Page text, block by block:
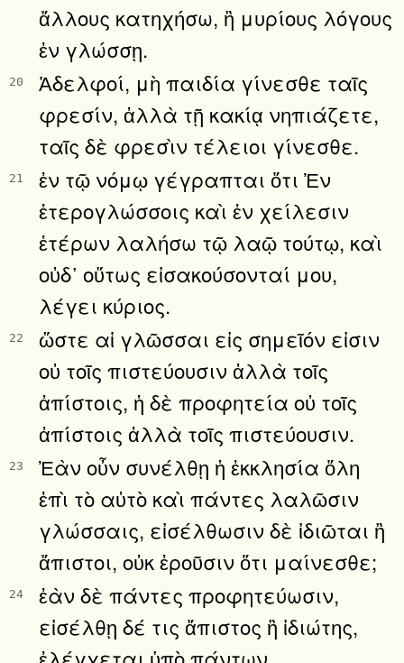
ἄλλους κατηχήσω, ἢ μυρίους λόγους
ἐν γλώσσῃ.
20
Ἀδελφοί, μὴ παιδία γίνεσθε ταῖς
φρεσίν, ἀλλὰ τῇ κακίᾳ νηπιάζετε,
ταῖς δὲ φρεσὶν τέλειοι γίνεσθε.
21
ἐν τῷ νόμῳ γέγραπται ὅτι Ἐν
ἑτερογλώσσοις καὶ ἐν χείλεσιν
ἑτέρων λαλήσω τῷ λαῷ τούτῳ, καὶ
οὐδ᾿ οὕτως εἰσακούσονταί μου,
λέγει κύριος.
22
ὥστε αἱ γλῶσσαι εἰς σημεῖόν εἰσιν
οὐ τοῖς πιστεύουσιν ἀλλὰ τοῖς
ἀπίστοις, ἡ δὲ προφητεία οὐ τοῖς
ἀπίστοις ἀλλὰ τοῖς πιστεύουσιν.
23
Ἐὰν οὖν συνέλθῃ ἡ ἐκκλησία ὅλη
ἐπὶ τὸ αὐτὸ καὶ πάντες λαλῶσιν
γλώσσαις, εἰσέλθωσιν δὲ ἰδιῶται ἢ
ἄπιστοι, οὐκ ἐροῦσιν ὅτι μαίνεσθε;
24
ἐὰν δὲ πάντες προφητεύωσιν,
εἰσέλθῃ δέ τις ἄπιστος ἢ ἰδιώτης,